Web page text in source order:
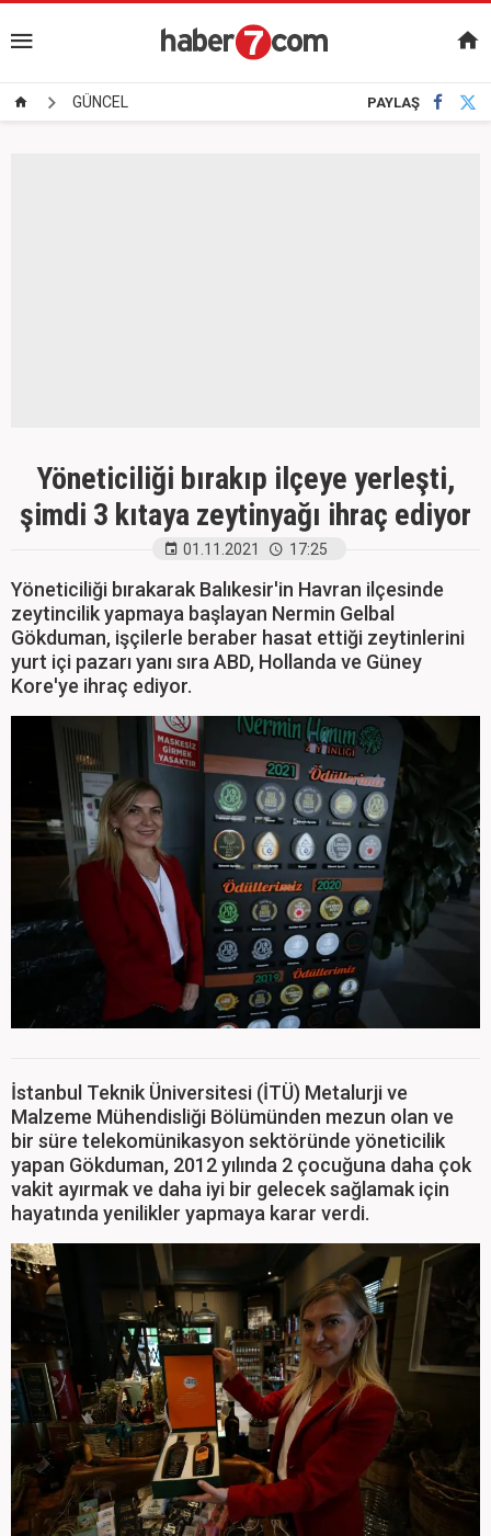
GÜNCEL PAYLAŞ
Yöneticiliği bırakıp ilçeye yerleşti,
şimdi 3 kıtaya zeytinyağı ihraç ediyor
01.11.2021 17:25
Yöneticiliği bırakarak Balıkesir'in Havran ilçesinde
zeytincilik yapmaya başlayan Nermin Gelbal
Gökduman, işçilerle beraber hasat ettiği zeytinlerini
yurt içi pazarı yanı sıra ABD, Hollanda ve Güney
Kore'ye ihraç ediyor.
İstanbul Teknik Üniversitesi (İTÜ) Metalurji ve
Malzeme Mühendisliği Bölümünden mezun olan ve
bir süre telekomünikasyon sektöründe yöneticilik
yapan Gökduman, 2012 yılında 2 çocuğuna daha çok
vakit ayırmak ve daha iyi bir gelecek sağlamak için
hayatında yenilikler yapmaya karar verdi.